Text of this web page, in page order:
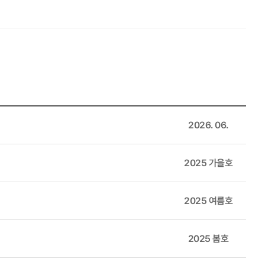
강조했다. 행사는 환담회를 시작으로, 개회 및 국민의례, 취임사, 축
질적 협력을 추진해 나가기로 했다. 특히 인공지능 등 주요 핵심 과
전환을 비롯한 정책 현안에 보다 적극적으로 대응할 수 있도록 협
위해 “국민이 선택한 정부가 맡은 책무를 실현할 수 있도록 적극
경험을 토대로 새로운 국가 싱크탱크로 자리매김하기 위한 제도개
2026. 06.
2025 가을호
2025 여름호
2025 봄호